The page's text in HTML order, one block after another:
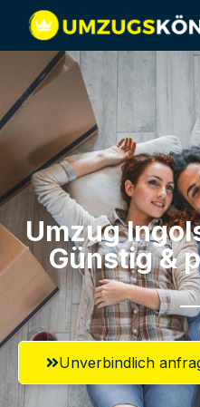
Umzug
Günstig &
Unverbindlich